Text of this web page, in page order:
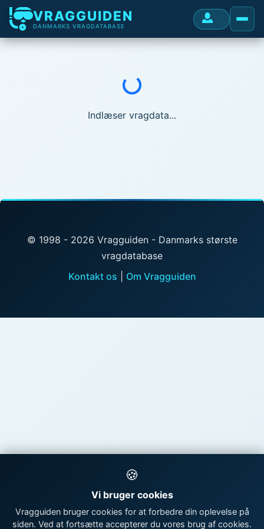
VRAGGUIDEN
DANMARKS VRAGDATABASE
Indlæser...
Indlæser vragdata...
© 1998 - 2026 Vragguiden - Danmarks største
vragdatabase
Kontakt os
Om Vragguiden
🍪
Vi bruger cookies
Vragguiden bruger cookies for at forbedre din oplevelse på
siden. Ved at fortsætte accepterer du vores brug af cookies.